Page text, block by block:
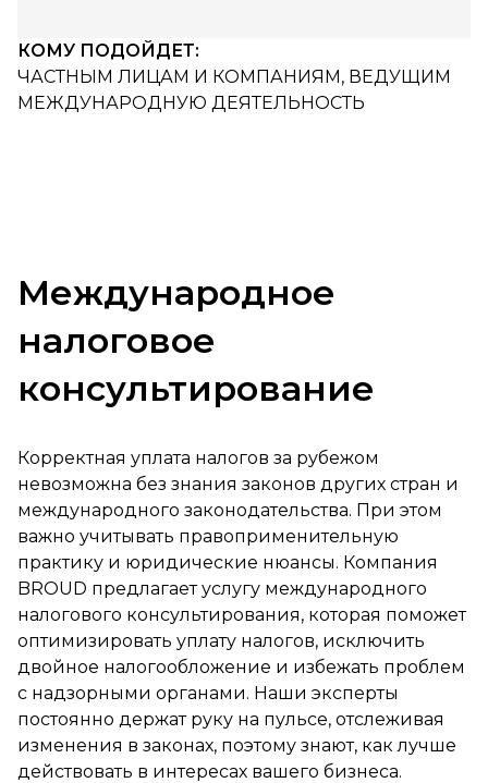
КОМУ ПОДОЙДЕТ:
ЧАСТНЫМ ЛИЦАМ И КОМПАНИЯМ, ВЕДУЩИМ
МЕЖДУНАРОДНУЮ ДЕЯТЕЛЬНОСТЬ
Международное
налоговое
консультирование
Корректная уплата налогов за рубежом
невозможна без знания законов других стран и
международного законодательства. При этом
важно учитывать правоприменительную
практику и юридические нюансы. Компания
BROUD предлагает услугу международного
налогового консультирования, которая поможет
оптимизировать уплату налогов, исключить
двойное налогообложение и избежать проблем
с надзорными органами. Наши эксперты
постоянно держат руку на пульсе, отслеживая
изменения в законах, поэтому знают, как лучше
действовать в интересах вашего бизнеса.